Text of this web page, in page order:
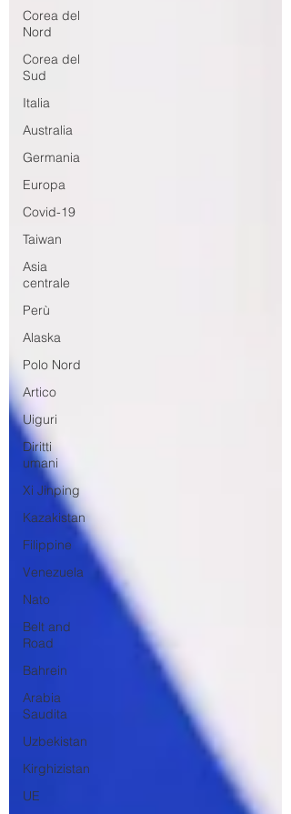
Corea del
Nord
Corea del
Sud
Italia
Australia
Germania
Europa
Covid-19
Taiwan
Asia
centrale
Perù
Alaska
Polo Nord
Artico
Uiguri
Diritti
umani
Xi Jinping
Kazakistan
Filippine
Venezuela
Nato
Belt and
Road
Bahrein
Arabia
Saudita
Uzbekistan
Kirghizistan
UE